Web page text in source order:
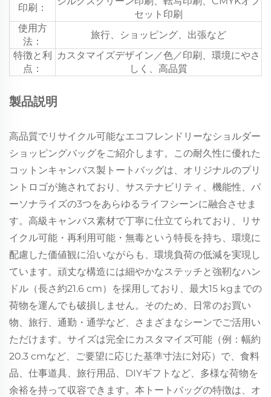
印刷：
セット印刷
使用方
法：
旅行、ショッピング、出張など
特徴と利
点：
カスタマイズデザイン／色／印刷、環境にやさ
しく、高品質
製品説明
高品質でリサイクル可能なエコフレンドリーなショルダー
ショッピングバッグをご紹介します。この耐久性に優れた
コットンキャンバス製トートバッグは、オリジナルのプリ
ントロゴが施されており、サステナビリティ、機能性、パ
ーソナライズの3つをあらゆるライフシーンに融合させま
す。高級キャンバス素材で丁寧に仕立てられており、リサ
イクル可能・再利用可能・無毒という特長を持ち、環境に
配慮した価値観に沿いながらも、環境負荷の低減を実現し
ています。頑丈な構造には細やかなステッチと強靭なハン
ドル（長さ約21.6 cm）を採用しており、最大15 kgまでの
荷物を運んでも破損しません。そのため、日常のお買い
物、旅行、通勤・通学など、さまざまなシーンでご活用い
ただけます。サイズは完全にカスタマイズ可能（例：幅約
20.3 cmなど、ご要望に応じた基準寸法に対応）で、食料
品、仕事道具、旅行用品、DIYギフトなど、多様な荷物を
余裕を持って収容できます。本トートバッグの特徴は、オ